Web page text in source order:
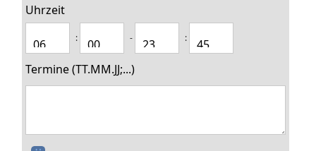
Uhrzeit
: - :
Termine (TT.MM.JJ;...)